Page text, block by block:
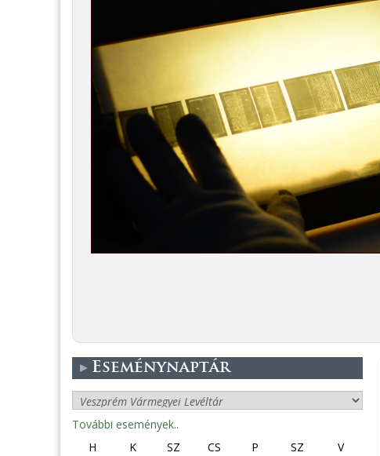
Eseménynaptár
További események..
H
K SZ CS P SZ
V